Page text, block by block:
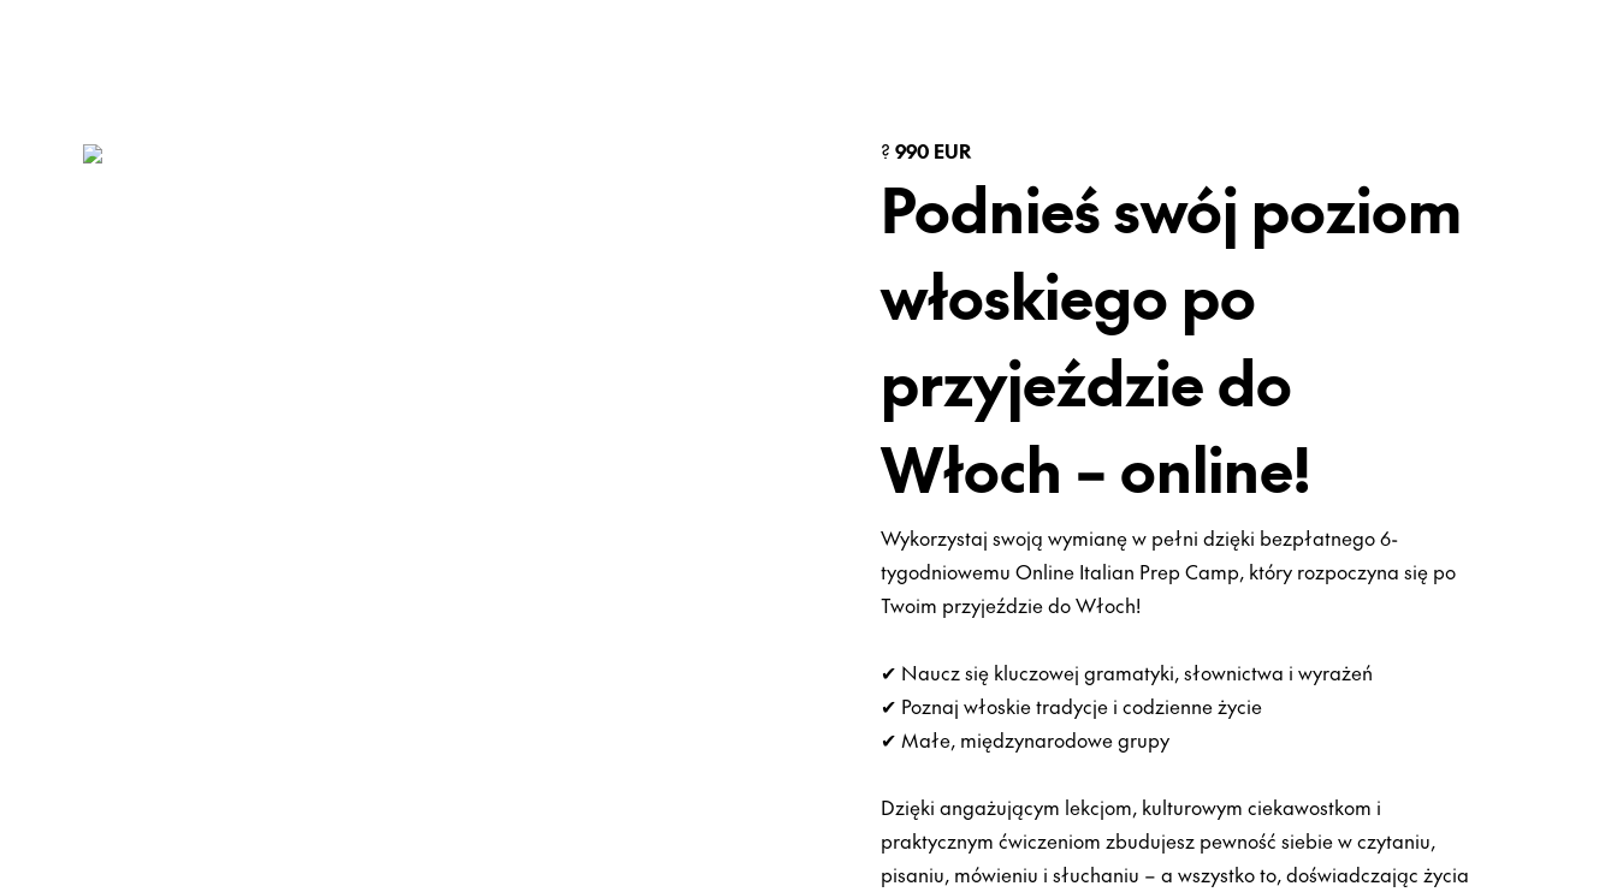
? 990 EUR
Podnieś swój poziom
włoskiego po
przyjeździe do
Włoch – online!
Wykorzystaj swoją wymianę w pełni dzięki bezpłatnego 6-
tygodniowemu Online Italian Prep Camp, który rozpoczyna się po
Twoim przyjeździe do Włoch!
✔︎ Naucz się kluczowej gramatyki, słownictwa i wyrażeń
✔︎ Poznaj włoskie tradycje i codzienne życie
✔︎ Małe, międzynarodowe grupy
Dzięki angażującym lekcjom, kulturowym ciekawostkom i
praktycznym ćwiczeniom zbudujesz pewność siebie w czytaniu,
pisaniu, mówieniu i słuchaniu – a wszystko to, doświadczając życia